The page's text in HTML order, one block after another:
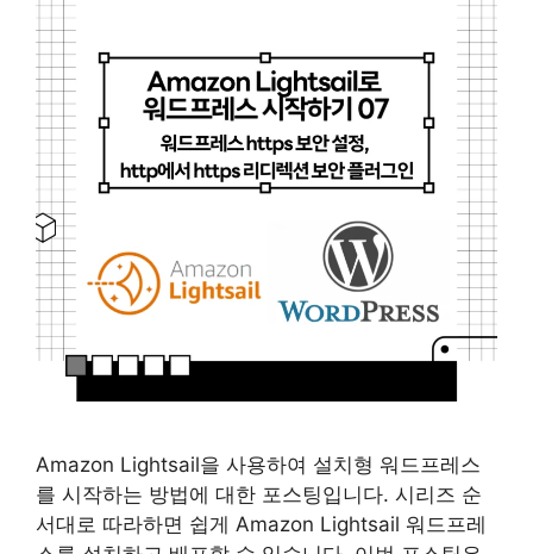
Amazon Lightsail을 사용하여 설치형 워드프레스
를 시작하는 방법에 대한 포스팅입니다. 시리즈 순
서대로 따라하면 쉽게 Amazon Lightsail 워드프레